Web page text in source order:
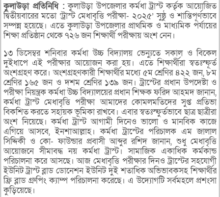
কুলাউড়া প্রতিনিধি : কুলাউড়া উপজেলার কর্মধা ট্রাস্ট কর্তৃক আয়োজিত
দ্বিতীয়বারের মতো ‘ট্রাস্ট মেধাবৃত্তি পরীক্ষা- ২০২৫’ সুষ্ঠু ও শান্তিপূর্ণভাবে
সম্পন্ন হয়েছে। এতে কুলাউড়া উপজেলার প্রাথমিক ও মাধ্যমিক পর্যায়ের
শিক্ষা প্রতিষ্ঠান থেকে ৭২৬ জন শিক্ষার্থী পরীক্ষায় অংশ নেন।
১৩ ডিসেম্বর শনিবার কর্মধা উচ্চ বিদ্যালয় ভেন্যুতে সকাল ও বিকেল
দুইধাপে এই পরীক্ষার আয়োজন করা হয়। এতে শিক্ষার্থীরা স্বতঃস্ফূর্ত
অংশগ্রহণ করে। অংশগ্রহণকারী শিক্ষার্থীর মধ্যে ৫ম শ্রেণির ৪২২ জন, ৮ম
শ্রেণির ১৬৫ জন ও দশম শ্রেণির ১৩৯ জন। ট্রাস্টের প্রধান উপদেষ্টা ও
পরীক্ষা নিয়ন্ত্রক কর্মধা উচ্চ বিদ্যালয়ের প্রধান শিক্ষক ফরিদ আহমদ জানান,
কর্মধা ট্রাস্ট মেধাবৃত্তি পরীক্ষা আমাদের কোমলমতিদের সুপ্ত প্রতিভা
বিকশিত করতে সহায়ক ভূমিকা রাখবে। এবার স্বতঃস্ফুর্তভাবে ছাত্র ছাত্রীরা
অংশ নিয়েছে। কর্মধা ট্রাস্ট আগামী দিনেও ভালো ও মানবিক কাজে
এগিয়ে আসবে, ইনশাআল্লাহ। কর্মধা ট্রাস্টের পরিচালক এম জালাল
সিদ্দিকী ও কো- ফাউন্ডার প্রবাসী আব্দুর রশিদ জানান, শুধু মেধাবৃত্তি
আয়োজনে সীমাবদ্ধ নয় কর্মধা ট্রাস্ট। সামাজিক একাধিক কর্মকান্ড
পরিচালনা করে আসছে। আজ মেধাবৃত্তি পরীক্ষার দিনও ট্রাস্টের সহযোগী
ইউনিট ট্রাস্ট ব্লাড ডোনেশন ইউনিট দুই শতাধিক অভিভাবকসহ শিক্ষার্থীর
ফ্রি ব্লাড গ্রুপিং ক্যাম্প পরিচালনা করেছে। এ উদ্যোগটি সর্বমহলে প্রশংসা
কুড়িয়েছে।